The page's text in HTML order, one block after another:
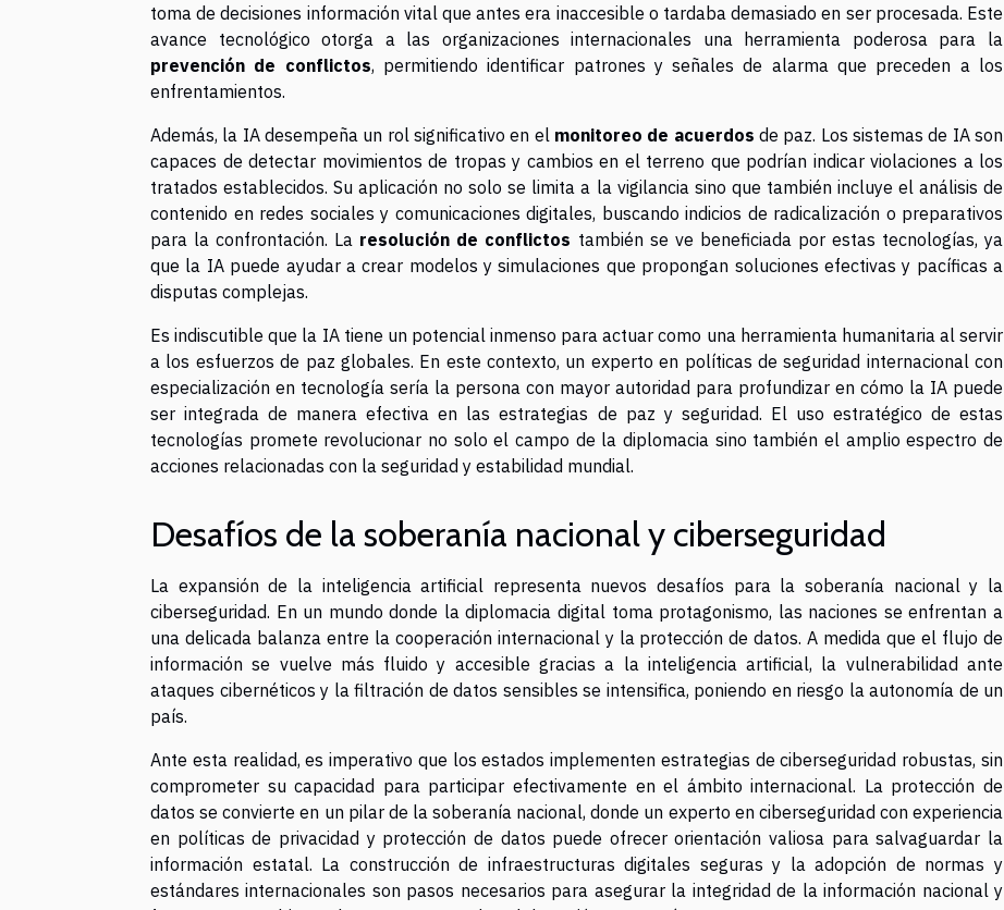
toma de decisiones información vital que antes era inaccesible o tardaba demasiado en ser procesada. Este
avance tecnológico otorga a las organizaciones internacionales una herramienta poderosa para la
prevención de conflictos, permitiendo identificar patrones y señales de alarma que preceden a los
enfrentamientos.
Además, la IA desempeña un rol significativo en el monitoreo de acuerdos de paz. Los sistemas de IA son
capaces de detectar movimientos de tropas y cambios en el terreno que podrían indicar violaciones a los
tratados establecidos. Su aplicación no solo se limita a la vigilancia sino que también incluye el análisis de
contenido en redes sociales y comunicaciones digitales, buscando indicios de radicalización o preparativos
para la confrontación. La resolución de conflictos también se ve beneficiada por estas tecnologías, ya
que la IA puede ayudar a crear modelos y simulaciones que propongan soluciones efectivas y pacíficas a
disputas complejas.
Es indiscutible que la IA tiene un potencial inmenso para actuar como una herramienta humanitaria al servir
a los esfuerzos de paz globales. En este contexto, un experto en políticas de seguridad internacional con
especialización en tecnología sería la persona con mayor autoridad para profundizar en cómo la IA puede
ser integrada de manera efectiva en las estrategias de paz y seguridad. El uso estratégico de estas
tecnologías promete revolucionar no solo el campo de la diplomacia sino también el amplio espectro de
acciones relacionadas con la seguridad y estabilidad mundial.
Desafíos de la soberanía nacional y ciberseguridad
La expansión de la inteligencia artificial representa nuevos desafíos para la soberanía nacional y la
ciberseguridad. En un mundo donde la diplomacia digital toma protagonismo, las naciones se enfrentan a
una delicada balanza entre la cooperación internacional y la protección de datos. A medida que el flujo de
información se vuelve más fluido y accesible gracias a la inteligencia artificial, la vulnerabilidad ante
ataques cibernéticos y la filtración de datos sensibles se intensifica, poniendo en riesgo la autonomía de un
país.
Ante esta realidad, es imperativo que los estados implementen estrategias de ciberseguridad robustas, sin
comprometer su capacidad para participar efectivamente en el ámbito internacional. La protección de
datos se convierte en un pilar de la soberanía nacional, donde un experto en ciberseguridad con experiencia
en políticas de privacidad y protección de datos puede ofrecer orientación valiosa para salvaguardar la
información estatal. La construcción de infraestructuras digitales seguras y la adopción de normas y
estándares internacionales son pasos necesarios para asegurar la integridad de la información nacional y